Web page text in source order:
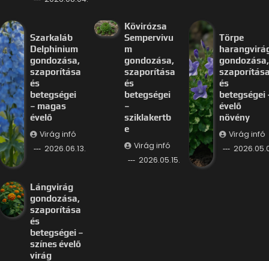
Szarkaláb
Delphinium
gondozása,
szaporítása
és
betegségei
– magas
évelő
Virág infó
2026.06.13.
Kövirózsa
Sempervivu
m
gondozása,
szaporítása
és
betegségei
–
sziklakertb
e
Virág infó
2026.05.15.
Törpe
gondozása,
és
betegségei
évelő
növény
Virág infó
Lángvirág
gondozása,
szaporítása
és
betegségei –
színes évelő
virág